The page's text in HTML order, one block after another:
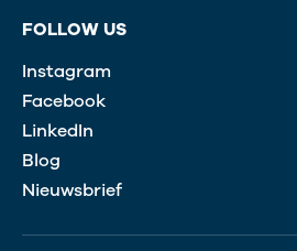
FOLLOW US
Instagram
Facebook
LinkedIn
Blog
Nieuwsbrief